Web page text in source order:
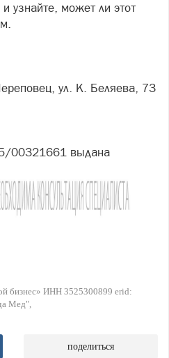
узнайте, может ли этот
ул. К. Беляева, 73
00321661 выдана
бизнес» ИНН 3525300899 erid:
Мед"
поделиться